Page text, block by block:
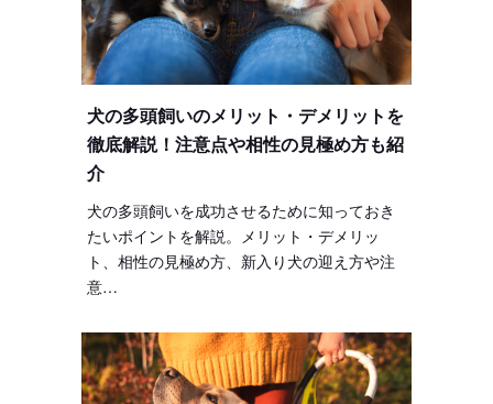
犬の多頭飼いのメリット・デメリットを
徹底解説！注意点や相性の見極め方も紹
介
犬の多頭飼いを成功させるために知っておき
たいポイントを解説。メリット・デメリッ
ト、相性の見極め方、新入り犬の迎え方や注
意…